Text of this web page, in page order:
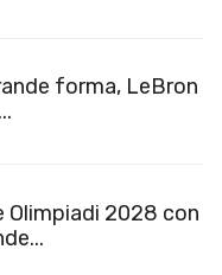
forma, LeBron
Olimpiadi 2028 con